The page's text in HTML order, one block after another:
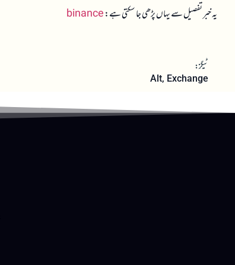
یہ خبر تفصیل سے یہاں پڑھی جا سکتی ہے:binance
ٹیگز:
Alt, Exchange